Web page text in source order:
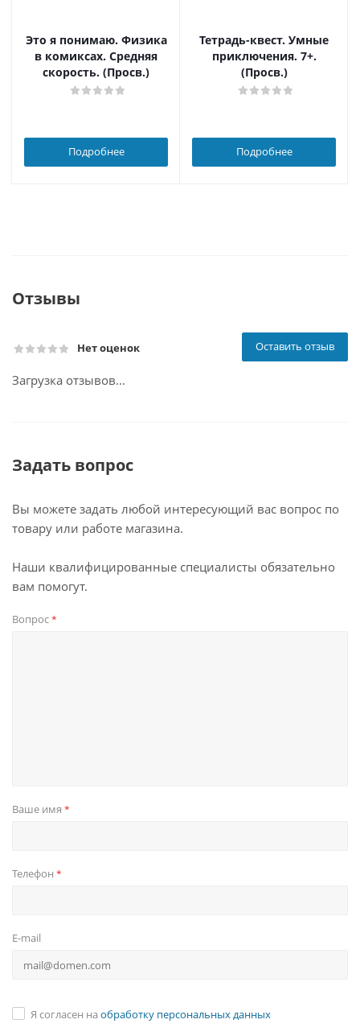
Это я понимаю. Физика
в комиксах. Средняя
скорость. (Просв.)
Подробнее
Тетрадь-квест. Умные
приключения. 7+.
(Просв.)
Подробнее
Отзывы
Нет оценок Оставить отзыв
Загрузка отзывов...
Задать вопрос
Вы можете задать любой интересующий вас вопрос по
товару или работе магазина.
Наши квалифицированные специалисты обязательно
вам помогут.
Вопрос*
Ваше имя *
Телефон *
E-mail
Я согласен на обработку персональных данных